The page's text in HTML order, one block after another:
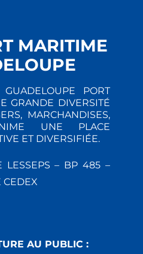
MARITIME
GUADELOUPE PORT
GRANDE DIVERSITÉ
MARCHANDISES,
UNE PLACE
ET DIVERSIFIÉE.
LESSEPS – BP 485 –
CEDEX
AU PUBLIC :